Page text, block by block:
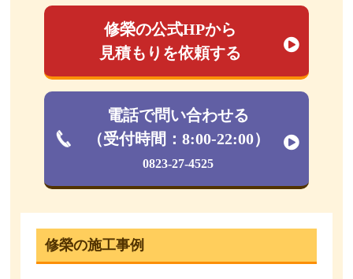
修榮の公式HPから
見積もりを依頼する
電話で問い合わせる
（受付時間：8:00-22:00）
0823-27-4525
修榮の施工事例